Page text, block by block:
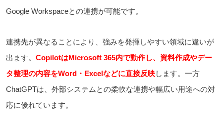
Google Workspaceとの連携が可能です。
連携先が異なることにより、強みを発揮しやすい領域に違いが
出ます。 CopilotはMicrosoft 365内で動作し、資料作成やデー
タ整理の内容をWord・Excelなどに直接反映します。一方
ChatGPTは、外部システムとの柔軟な連携や幅広い用途への対
応に優れています。